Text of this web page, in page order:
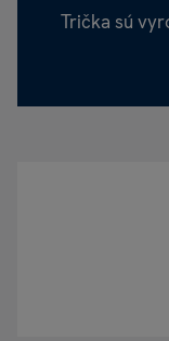
Trička sú